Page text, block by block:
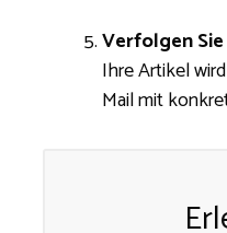
Verfolgen
Ihre Artikel
Mail mit